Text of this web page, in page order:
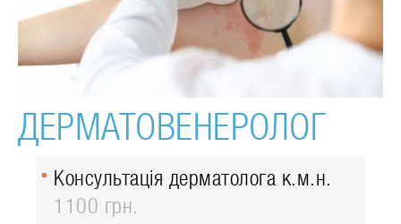
ДЕРМАТОВЕНЕРОЛОГ
Консультація дерматолога к.м.н.
1100 грн.